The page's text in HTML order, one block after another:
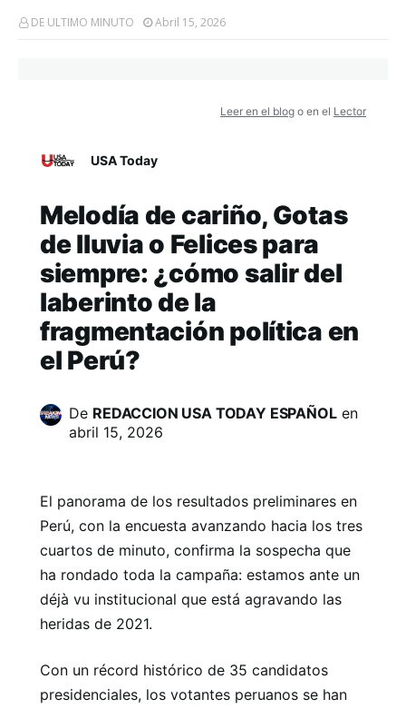
DE ULTIMO MINUTO Abril 15, 2026
Leer en el blog o en el Lector
USA Today
Melodía de cariño, Gotas
de lluvia o Felices para
siempre: ¿cómo salir del
laberinto de la
fragmentación política en
el Perú?
De REDACCION USA TODAY ESPAÑOLen
abril 15, 2026
El panorama de los resultados preliminares en
Perú, con la encuesta avanzando hacia los tres
cuartos de minuto, confirma la sospecha que
ha rondado toda la campaña: estamos ante un
déjà vu institucional que está agravando las
heridas de 2021.
Con un récord histórico de 35 candidatos
presidenciales, los votantes peruanos se han